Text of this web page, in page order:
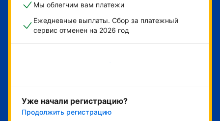
Мы облегчим вам платежи
Ежедневные выплаты. Сбор за платежный
сервис отменен на 2026 год
Начать
Уже начали регистрацию?
Продолжить регистрацию